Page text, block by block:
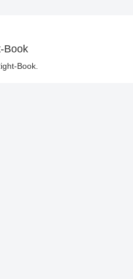
Book
Book.